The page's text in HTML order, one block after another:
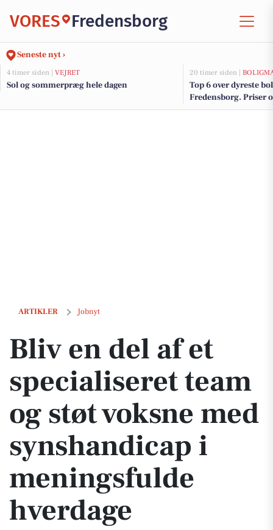
VORES Fredensborg
Seneste nyt ›
4 timer siden | VEJRET
Sol og sommerpræg hele dagen
20 timer siden |
Top 6 over dyreste
Fredensborg. Priser
ARTIKLER Jobnyt
Bliv en del af et specialiseret team og støt voksne med
Bliv en del af et
specialiseret team
og støt voksne med
synshandicap i
meningsfulde
hverdage